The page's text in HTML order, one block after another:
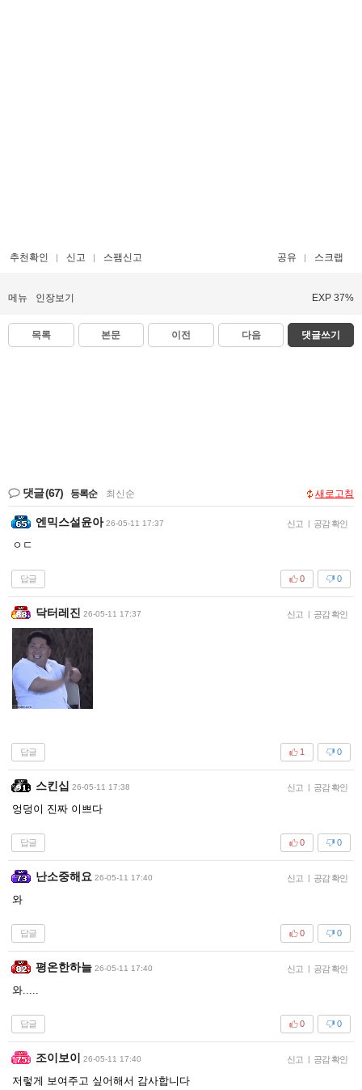
추천확인 신고 스팸신고 공유 스크랩
메뉴 인장보기 EXP 37%
목록 본문 이전 다음 댓글쓰기
댓글(67) 등록순 최신순 새로고침
엔믹스설윤아 26-05-11 17:37 신고 | 공감 확인
ㅇㄷ
답글 0
0
닥터레진 26-05-11 17:37 신고 | 공감 확인
답글 0
1
스킨십 26-05-11 17:38 신고 | 공감 확인
엉덩이 진짜 이쁘다
답글 0
0
난소중해요 26-05-11 17:40 신고 | 공감 확인
와
답글 0
0
평온한하늘 26-05-11 17:40 신고 | 공감 확인
와.....
답글 0
0
조이보이 26-05-11 17:40 신고 | 공감 확인
저렇게 보여주고 싶어해서 감사합니다